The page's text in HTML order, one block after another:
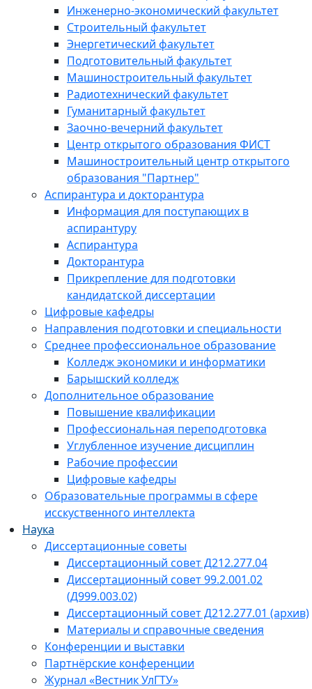
Инженерно-экономический факультет
Строительный факультет
Энергетический факультет
Подготовительный факультет
Машиностроительный факультет
Радиотехнический факультет
Гуманитарный факультет
Заочно-вечерний факультет
Центр открытого образования ФИСТ
Машиностроительный центр открытого
образования "Партнер"
Аспирантура и докторантура
Информация для поступающих в
аспирантуру
Аспирантура
Докторантура
Прикрепление для подготовки
кандидатской диссертации
Цифровые кафедры
Направления подготовки и специальности
Среднее профессиональное образование
Колледж экономики и информатики
Барышский колледж
Дополнительное образование
Повышение квалификации
Профессиональная переподготовка
Углубленное изучение дисциплин
Рабочие профессии
Цифровые кафедры
Образовательные программы в сфере
исскуственного интеллекта
Наука
Диссертационные советы
Диссертационный совет Д212.277.04
Диссертационный совет 99.2.001.02
(Д999.003.02)
Диссертационный совет Д212.277.01 (архив)
Материалы и справочные сведения
Конференции и выставки
Партнёрские конференции
Журнал «Вестник УлГТУ»